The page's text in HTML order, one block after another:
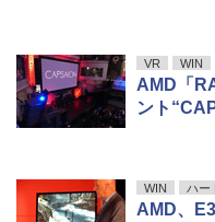
VR WIN
AMD「
ント
WIN ハー
AMD、